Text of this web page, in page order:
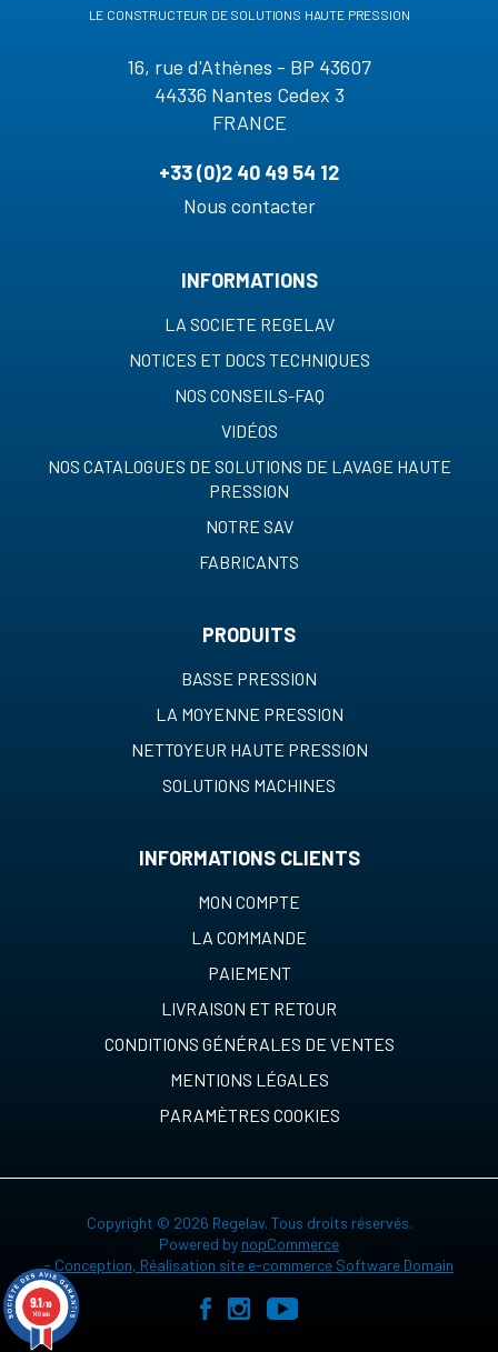
le constructeur de solutions haute pression
16, rue d'Athènes - BP 43607
44336 Nantes Cedex 3
FRANCE
+33 (0)2 40 49 54 12
Nous contacter
INFORMATIONS
LA SOCIETE REGELAV
NOTICES ET DOCS TECHNIQUES
NOS CONSEILS-FAQ
VIDÉOS
NOS CATALOGUES DE SOLUTIONS DE LAVAGE HAUTE
PRESSION
NOTRE SAV
FABRICANTS
PRODUITS
BASSE PRESSION
LA MOYENNE PRESSION
NETTOYEUR HAUTE PRESSION
SOLUTIONS MACHINES
INFORMATIONS CLIENTS
MON COMPTE
LA COMMANDE
PAIEMENT
LIVRAISON ET RETOUR
CONDITIONS GÉNÉRALES DE VENTES
MENTIONS LÉGALES
PARAMÈTRES COOKIES
Copyright © 2026 Regelav. Tous droits réservés.
Powered by nopCommerce
- Conception, Réalisation site e-commerce Software Domain
9.1/10
149 avis